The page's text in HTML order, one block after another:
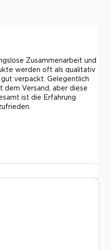
Zusammenarbeit und
werden oft als qualitativ
verpackt. Gelegentlich
dem Versand, aber diese
ist die Erfahrung